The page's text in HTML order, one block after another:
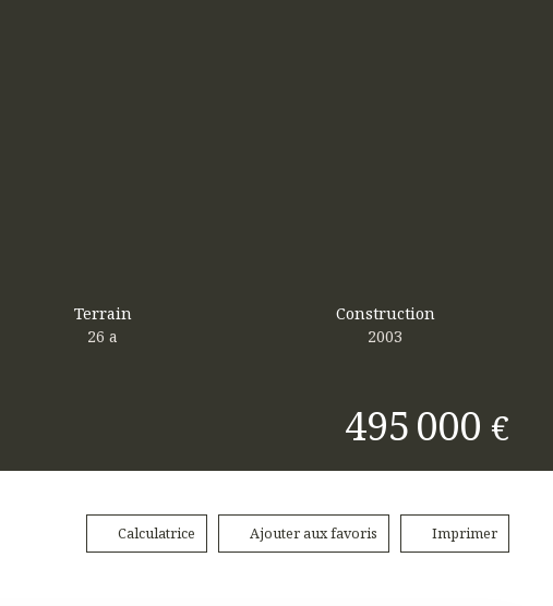
Terrain
26 a
Construction
2003
495 000 €
Calculatrice Ajouter aux favoris Imprimer